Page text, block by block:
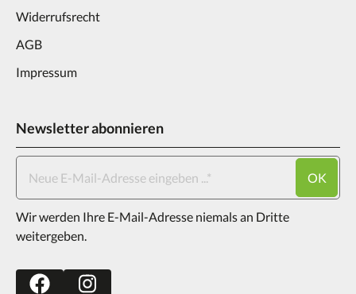
Widerrufsrecht
AGB
Impressum
Newsletter abonnieren
OK
Wir werden Ihre E-Mail-Adresse niemals an Dritte
weitergeben.